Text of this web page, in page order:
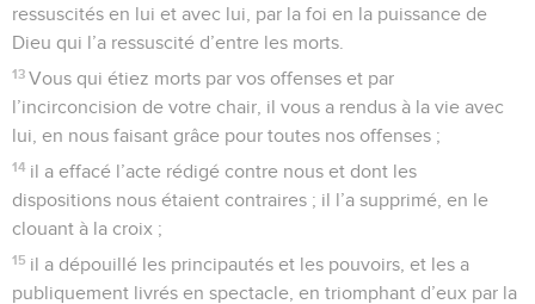
ressuscités en lui et avec lui, par la foi en la puissance de
Dieu qui l’a ressuscité d’entre les morts.
13 Vous qui étiez morts par vos offenses et par
l’incirconcision de votre chair, il vous a rendus à la vie avec
lui, en nous faisant grâce pour toutes nos offenses ;
14 il a effacé l’acte rédigé contre nous et dont les
dispositions nous étaient contraires ; il l’a supprimé, en le
clouant à la croix ;
15 il a dépouillé les principautés et les pouvoirs, et les a
publiquement livrés en spectacle, en triomphant d’eux par la